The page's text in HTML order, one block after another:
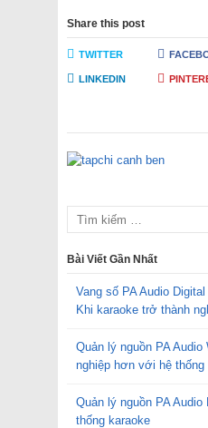
Share this post
TWITTER
LINKEDIN
Bài Viết Gần Nhất
Vang số PA Audio
Khi karaoke trở thành
Quản lý nguồn PA Audio
nghiệp hơn với hệ thống
Quản lý nguồn PA
thống karaoke